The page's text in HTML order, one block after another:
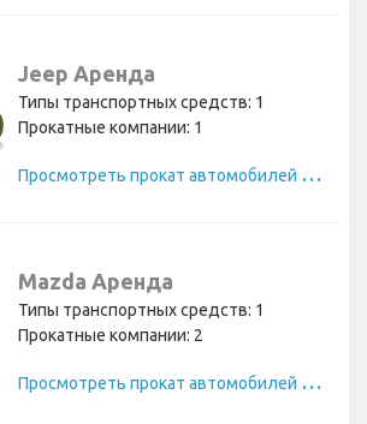
Jeep Аренда
Типы транспортных средств: 1
Прокатные компании: 1
П
росмотреть прокат автомобилей Jeep
Mazda Аренда
Типы транспортных средств: 1
Прокатные компании: 2
П
росмотреть прокат автомобилей Mazda